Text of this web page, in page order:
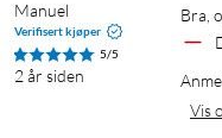
Manuel
Verifisert kjøper
5/5
2 år siden
Vis